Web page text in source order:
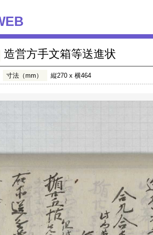
造営方手文箱等送進状
寸法（mm） 縦270 x 横464